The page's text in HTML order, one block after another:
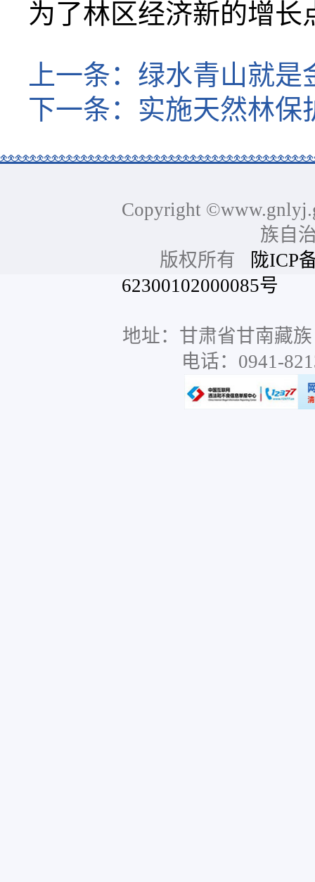
为了林区经济新的增长
上一条： 绿水青山就是
下一条： 实施天然林保
Copyright
族自
版权所有
陇ICP
62300102000085号
地址：甘肃省甘南藏
电话：0941-